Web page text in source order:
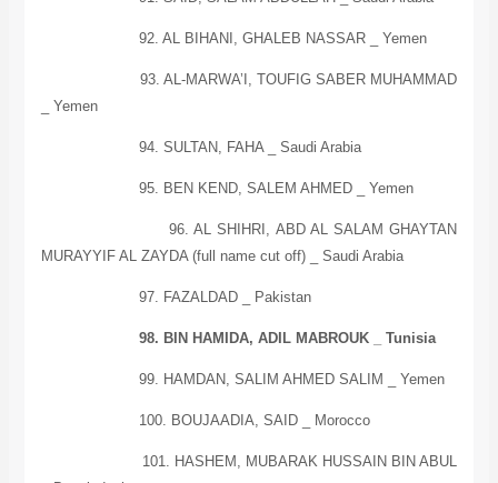
92. AL BIHANI, GHALEB NASSAR _ Yemen
93. AL-MARWA’I, TOUFIG SABER MUHAMMAD
_ Yemen
94. SULTAN, FAHA _ Saudi Arabia
95. BEN KEND, SALEM AHMED _ Yemen
96. AL SHIHRI, ABD AL SALAM GHAYTAN
MURAYYIF AL ZAYDA (full name cut off) _ Saudi Arabia
97. FAZALDAD _ Pakistan
98. BIN HAMIDA, ADIL MABROUK _ Tunisia
99. HAMDAN, SALIM AHMED SALIM _ Yemen
100. BOUJAADIA, SAID _ Morocco
101. HASHEM, MUBARAK HUSSAIN BIN ABUL